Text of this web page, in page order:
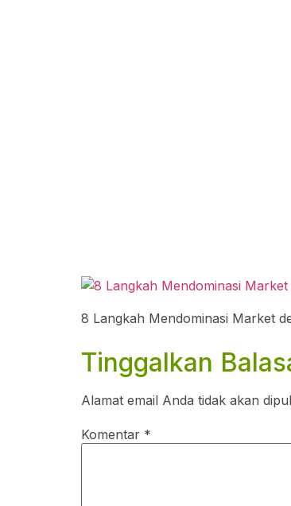
8 Langkah Mendominasi Market
Tinggalkan
Alamat email Anda tidak akan
Komentar *